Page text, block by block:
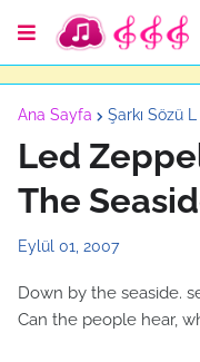
Ana Sayfa Şarkı Sözü L
Led
The
Eylül 01, 2007
Down by the seaside.
Can the people hear,